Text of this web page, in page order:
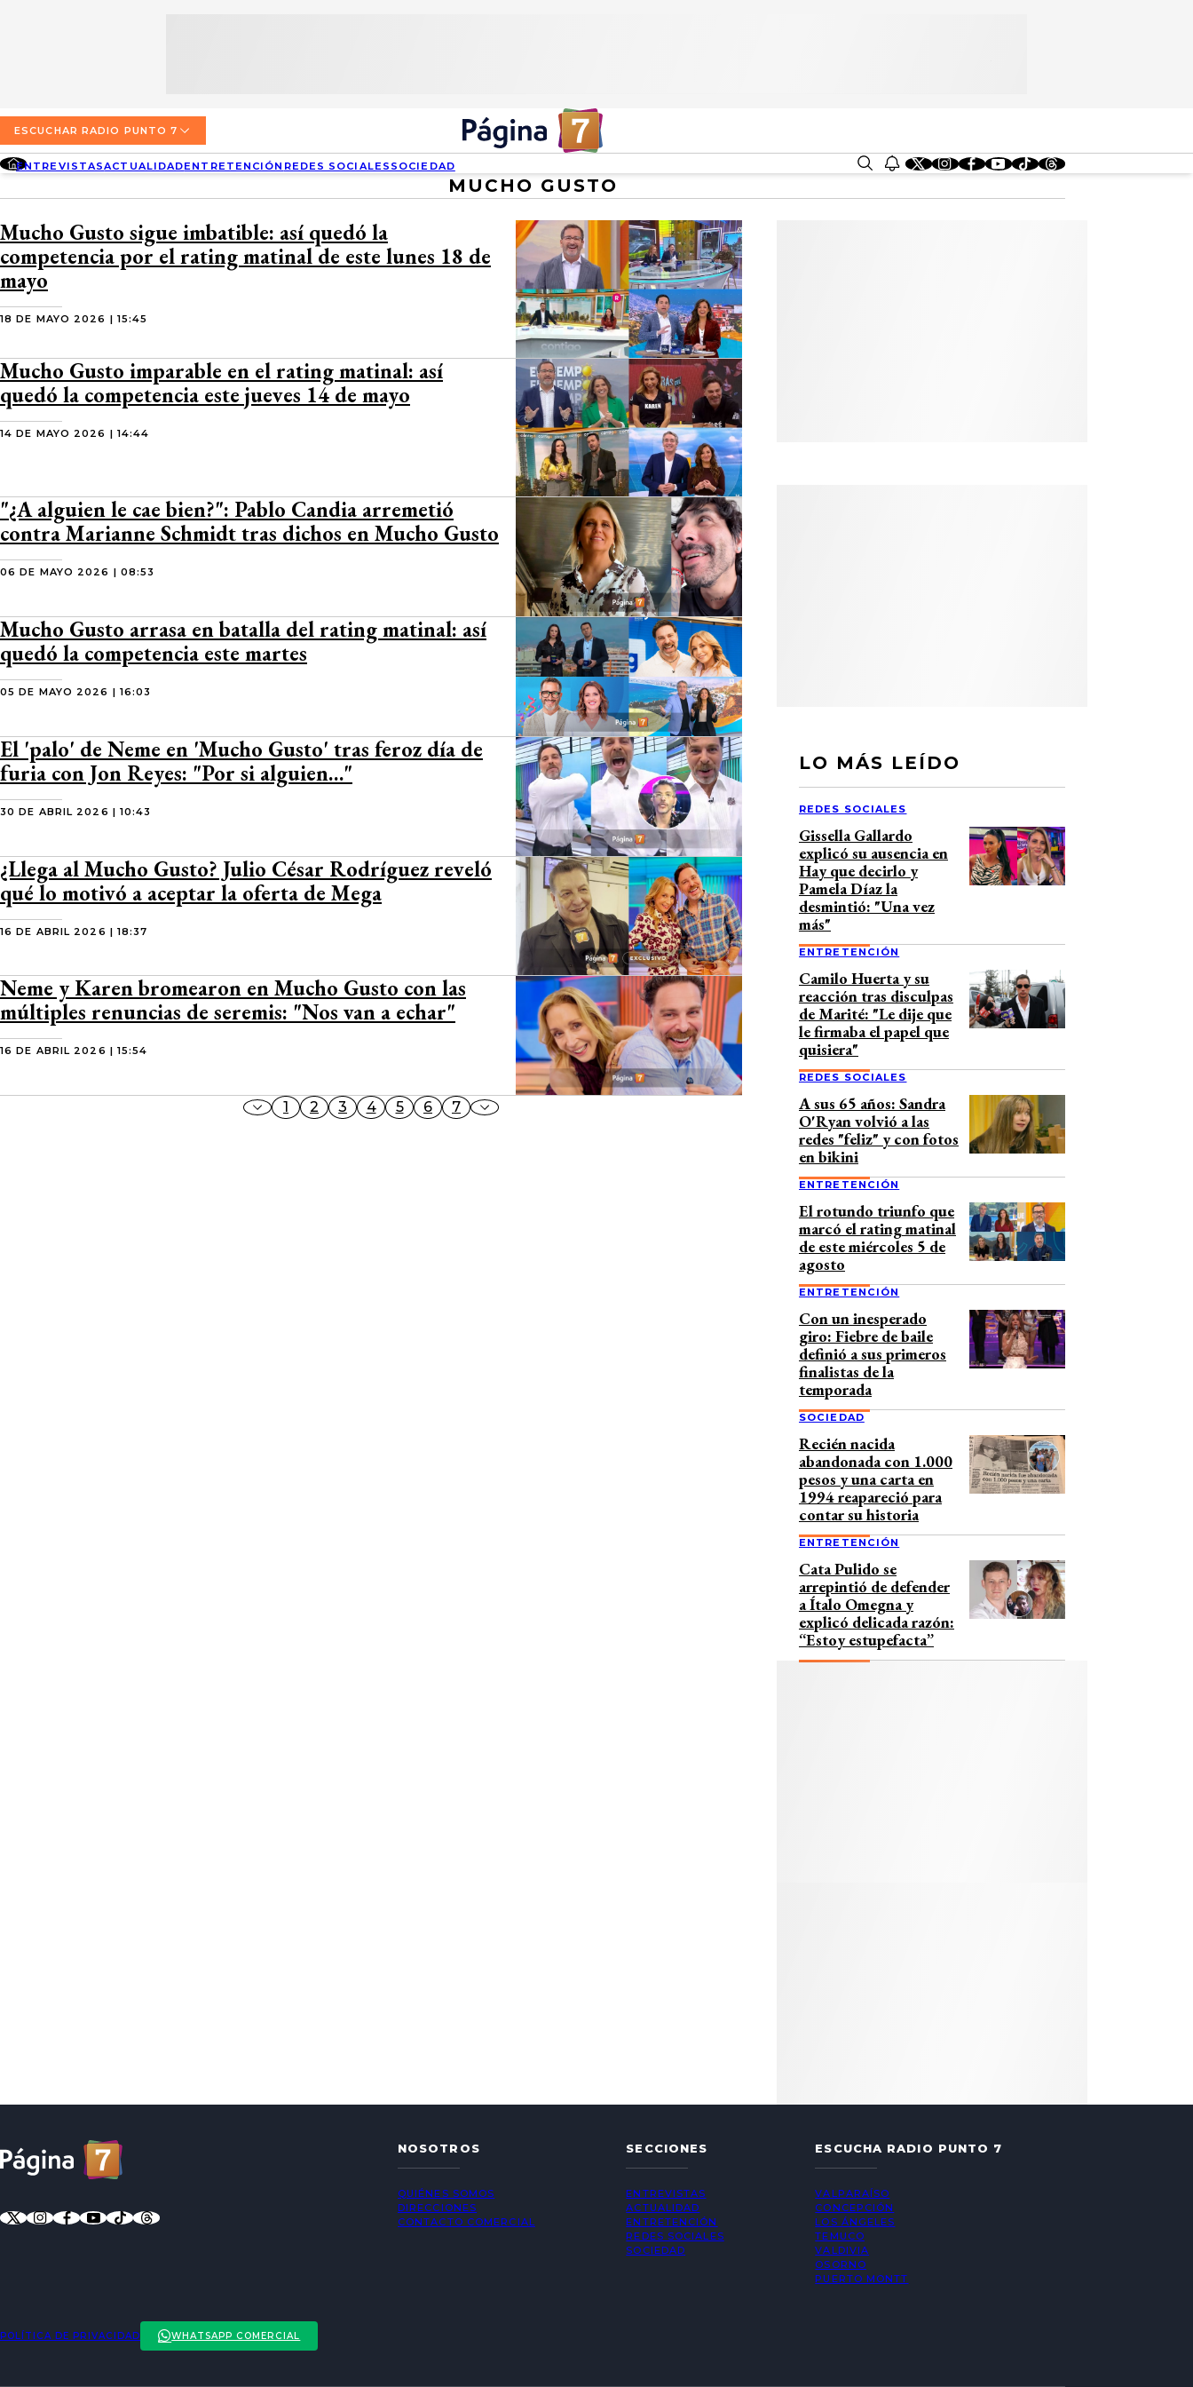
ACTUALIDAD
ENTRETENCIÓN
SOCIEDAD
CONCEPCIÓN
TEMUCO
VALDIVIA
OSORNO
PUERTO MONTT
QUIÉNES SOMOS
DIRECCIONES
CONTACTO COMERCIAL
TARIFAS POLÍTICAS PÁGINA 7
TARIFAS POLÍTICAS RADIO PUNTO 7
POLÍTICA DE PRIVACIDAD
ESCUCHAR RADIO PUNTO 7
ENTREVISTASACTUALIDADENTRETENCIÓN REDES SOCIALES SOCIEDAD
MUCHO GUSTO
Mucho Gusto sigue imbatible: así quedó la
competencia por el rating matinal de este lunes 18 de
mayo
18 DE MAYO 2026 | 15:45
Mucho Gusto imparable en el rating matinal: así
quedó la competencia este jueves 14 de mayo
14 DE MAYO 2026 | 14:44
"¿A alguien le cae bien?": Pablo Candia arremetió
contra Marianne Schmidt tras dichos en Mucho Gusto
06 DE MAYO 2026 | 08:53
Mucho Gusto arrasa en batalla del rating matinal: así
quedó la competencia este martes
05 DE MAYO 2026 | 16:03
El 'palo' de Neme en 'Mucho Gusto' tras feroz día de
furia con Jon Reyes: "Por si alguien…"
30 DE ABRIL 2026 | 10:43
¿Llega al Mucho Gusto? Julio César Rodríguez reveló
qué lo motivó a aceptar la oferta de Mega
16 DE ABRIL 2026 | 18:37
Neme y Karen bromearon en Mucho Gusto con las
múltiples renuncias de seremis: "Nos van a echar"
16 DE ABRIL 2026 | 15:54
1 2 3 4 5 6 7
LO MÁS LEÍDO
REDES SOCIALES
Gissella Gallardo
explicó su ausencia en
Hay que decirlo y
Pamela Díaz la
desmintió: "Una vez
más"
ENTRETENCIÓN
Camilo Huerta y su
reacción tras disculpas
de Marité: "Le dije que
le firmaba el papel que
quisiera"
REDES SOCIALES
A sus 65 años: Sandra
O'Ryan volvió a las
redes "feliz" y con fotos
en bikini
ENTRETENCIÓN
El rotundo triunfo que
marcó el rating matinal
de este miércoles 5 de
agosto
ENTRETENCIÓN
Con un inesperado
giro: Fiebre de baile
definió a sus primeros
finalistas de la
temporada
SOCIEDAD
Recién nacida
abandonada con 1.000
pesos y una carta en
1994 reapareció para
contar su historia
ENTRETENCIÓN
Cata Pulido se
arrepintió de defender
a Ítalo Omegna y
explicó delicada razón:
“Estoy estupefacta”
NOSOTROS
QUIÉNES SOMOS
DIRECCIONES
CONTACTO COMERCIAL
SECCIONES
ENTREVISTAS
ACTUALIDAD
ENTRETENCIÓN
REDES SOCIALES
SOCIEDAD
ESCUCHA RADIO PUNTO 7
VALPARAÍSO
CONCEPCIÓN
LOS ÁNGELES
TEMUCO
VALDIVIA
OSORNO
PUERTO MONTT
POLÍTICA DE PRIVACIDAD WHATSAPP COMERCIAL